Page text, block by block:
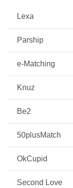
Lexa
Parship
e-Matching
Knuz
Be2
50plusMatch
OkCupid
Second Love